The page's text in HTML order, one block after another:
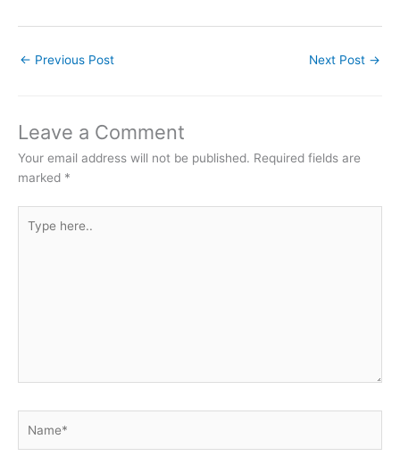
← Previous Post Next Post →
Leave a Comment
Your email address will not be published. Required fields are
marked *
here..